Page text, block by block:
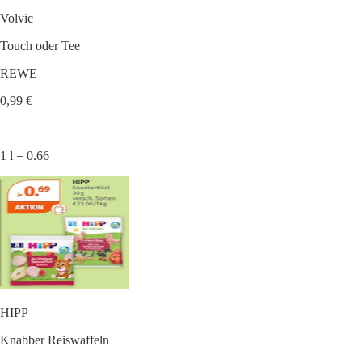
Volvic
Touch oder Tee
REWE
0,99 €
1 l = 0.66
HIPP
Knabber Reiswaffeln